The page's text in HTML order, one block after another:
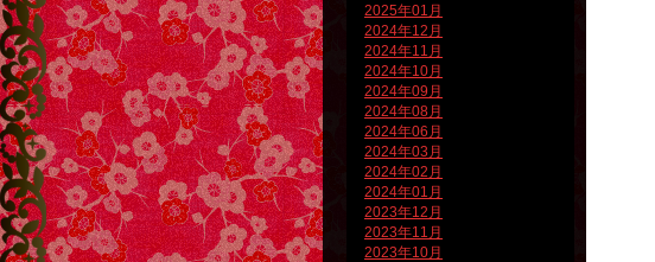
2025年01月
2024年12月
2024年11月
2024年10月
2024年09月
2024年08月
2024年06月
2024年03月
2024年02月
2024年01月
2023年12月
2023年11月
2023年10月